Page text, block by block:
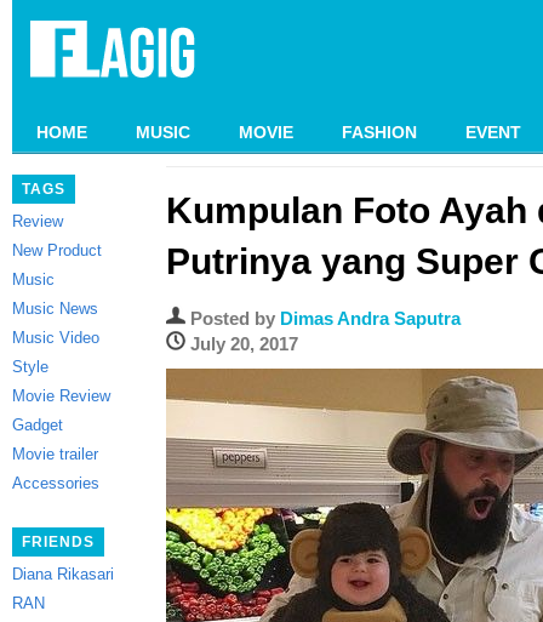
HOME MUSIC MOVIE FASHION EVENT
TAGS
Review
New Product
Music
Music News
Music Video
Style
Movie Review
Gadget
Movie trailer
Accessories
FRIENDS
Diana Rikasari
RAN
Kumpulan Foto Ayah
Putrinya yang Super
Posted by Dimas Andra Saputra
July 20, 2017